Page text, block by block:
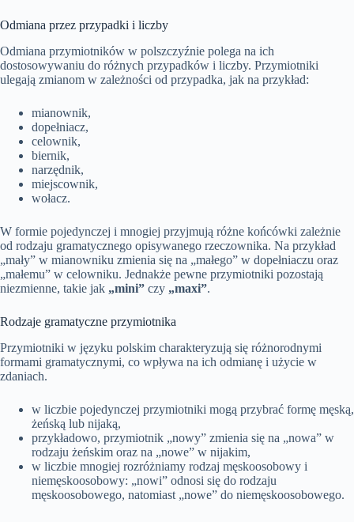
Odmiana przez przypadki i liczby
Odmiana przymiotników w polszczyźnie polega na ich
dostosowywaniu do różnych przypadków i liczby. Przymiotniki
ulegają zmianom w zależności od przypadka, jak na przykład:
mianownik,
dopełniacz,
celownik,
biernik,
narzędnik,
miejscownik,
wołacz.
W formie pojedynczej i mnogiej przyjmują różne końcówki zależnie
od rodzaju gramatycznego opisywanego rzeczownika. Na przykład
„mały” w mianowniku zmienia się na „małego” w dopełniaczu oraz
„małemu” w celowniku. Jednakże pewne przymiotniki pozostają
niezmienne, takie jak „mini” czy „maxi”.
Rodzaje gramatyczne przymiotnika
Przymiotniki w języku polskim charakteryzują się różnorodnymi
formami gramatycznymi, co wpływa na ich odmianę i użycie w
zdaniach.
w liczbie pojedynczej przymiotniki mogą przybrać formę męską,
żeńską lub nijaką,
przykładowo, przymiotnik „nowy” zmienia się na „nowa” w
rodzaju żeńskim oraz na „nowe” w nijakim,
w liczbie mnogiej rozróżniamy rodzaj męskoosobowy i
niemęskoosobowy: „nowi” odnosi się do rodzaju
męskoosobowego, natomiast „nowe” do niemęskoosobowego.